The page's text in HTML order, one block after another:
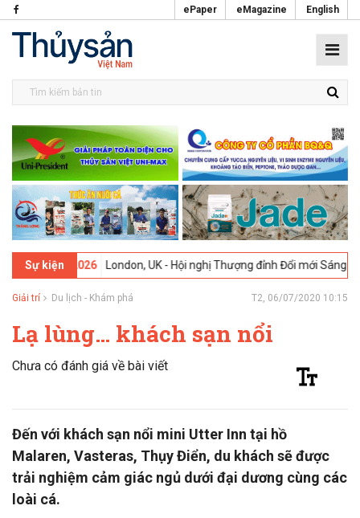
ePaper eMagazine English
Sự kiện
2026 London, UK - Hội nghị Thượng đỉnh Đổi mới Sáng tạo trong
Giải trí Du lịch - Khám phá T2, 06/07/2020 10:15
Lạ lùng… khách sạn nổi
Chưa có đánh giá về bài viết
Đến với khách sạn nổi mini Utter Inn tại hồ
Malaren, Vasteras, Thụy Điển, du khách sẽ được
trải nghiệm cảm giác ngủ dưới đại dương cùng các
loài cá.